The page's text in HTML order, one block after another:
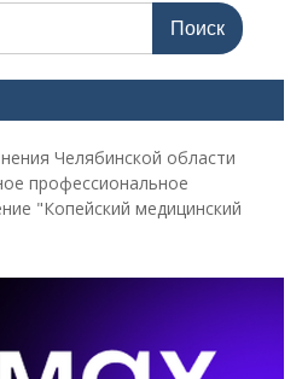
Челябинской области
профессиональное
"Копейский медицинский